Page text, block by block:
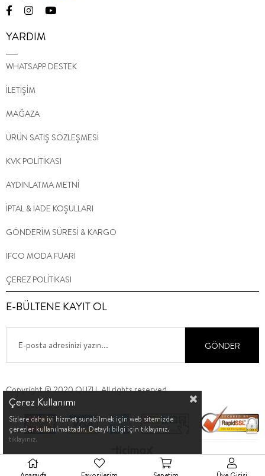
YARDIM
WHATSAPP DESTEK
İLETİŞİM
MAĞAZA
ÜRÜN SATIŞ SÖZLEŞMESİ
KVK POLİTİKASI
AYDINLATMA METNİ
İPTAL & İADE KOŞULLARI
GÖNDERİM SÜRESİ & KARGO
IFCO MODA FUARI
ÇEREZ POLİTİKASI
E-BÜLTENE KAYIT OL
GÖNDER
Copyright © 2020 QUZU. All rights reserved.
Çerez Kullanımı
Sizlere daha iyi hizmet sunabilmek için web sitemizde
çerezler kullanılmaktadır. Detaylı bilgi için tıklayınız.
tıklayınız.